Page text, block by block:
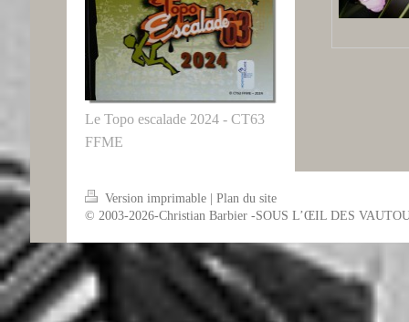
Le Topo escalade 2024 - CT63
FFME
Version imprimable | Plan du site
© 2003-2026-Christian Barbier -SOUS L’ŒIL DES